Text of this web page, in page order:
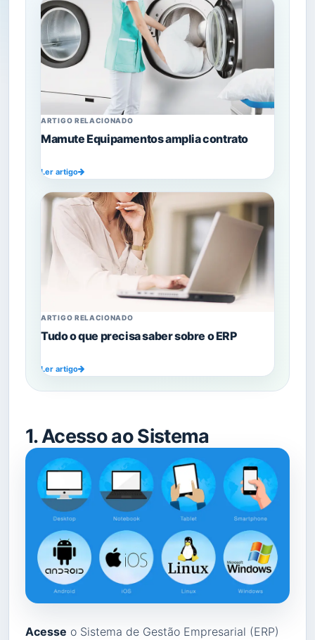
ARTIGO RELACIONADO
Mamute Equipamentos amplia contrato
Ler artigo
ARTIGO RELACIONADO
Tudo o que precisa saber sobre o ERP
Ler artigo
1. Acesso ao Sistema
Acesse o Sistema de Gestão Empresarial (ERP)